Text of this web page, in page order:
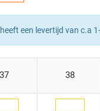
een levertijd van c.a
37 38